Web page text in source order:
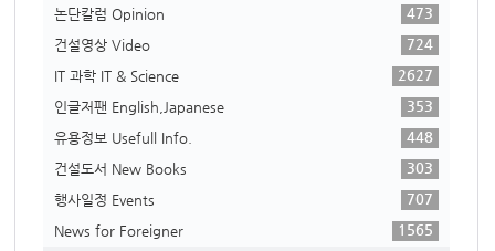
논단칼럼 Opinion
473
건설영상 Video
724
IT 과학 IT & Science
2627
인글저팬 English,Japanese
353
유용정보 Usefull Info.
448
건설도서 New Books
303
행사일정 Events
707
News for Foreigner
1565